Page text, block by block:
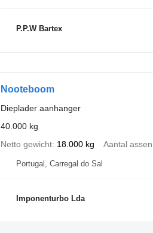
P.P.W Bartex
Nooteboom
Dieplader aanhanger
40.000 kg
Netto gewicht 18.000 kg Aantal assen
Portugal, Carregal do Sal
Imponenturbo Lda